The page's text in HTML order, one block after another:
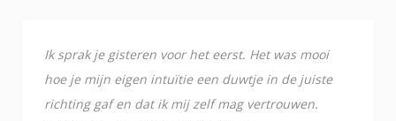
Ik sprak je gisteren voor het eerst. Het was mooi
hoe je mijn eigen intuïtie een duwtje in de juiste
richting gaf en dat ik mij zelf mag vertrouwen.